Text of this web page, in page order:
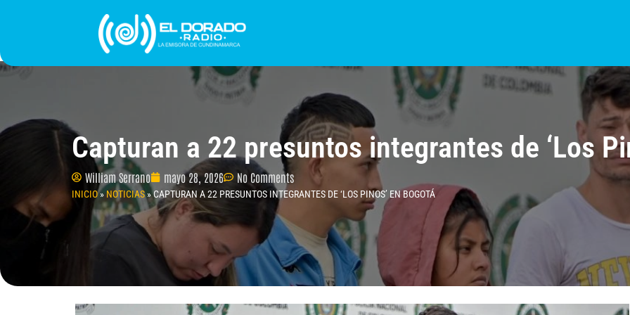
PROGRAMACIÓN ¿QUIÉNES SOMOS? NOTICIAS COLOMBIA BOGOTÁ INTERNACIONAL PROVINCIAS
Capturan a 22 presuntos integrantes de ‘Los
William Serrano mayo 28, 2026 No Comments
INICIO»NOTICIAS»CAPTURAN A 22 PRESUNTOS INTEGRANTES DE ‘LOS PINOS’ EN BOGOTÁ